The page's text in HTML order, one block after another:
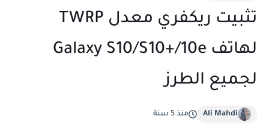
تثبيت ريكفري معدل TWRP
لهاتف Galaxy S10/S10+/10e
لجميع الطرز
Ali Mahdi منذ 5 سنة